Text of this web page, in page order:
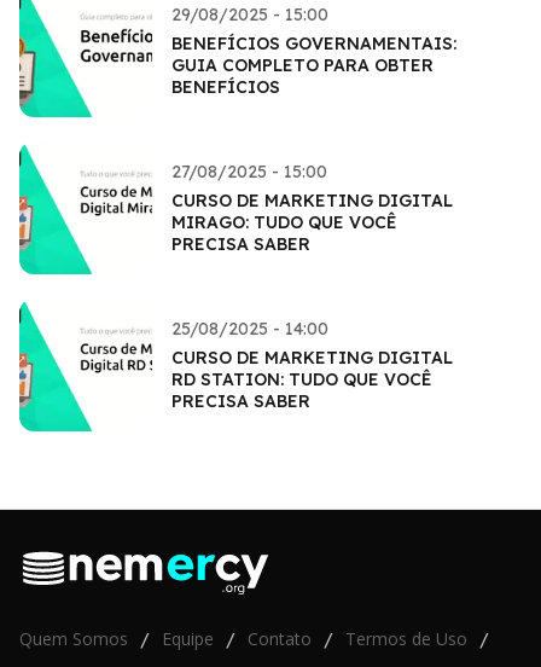
29/08/2025 - 15:00
BENEFÍCIOS GOVERNAMENTAIS:
GUIA COMPLETO PARA OBTER
BENEFÍCIOS
27/08/2025 - 15:00
CURSO DE MARKETING DIGITAL
MIRAGO: TUDO QUE VOCÊ
PRECISA SABER
25/08/2025 - 14:00
CURSO DE MARKETING DIGITAL
RD STATION: TUDO QUE VOCÊ
PRECISA SABER
Quem Somos / Equipe / Contato / Termos de Uso /